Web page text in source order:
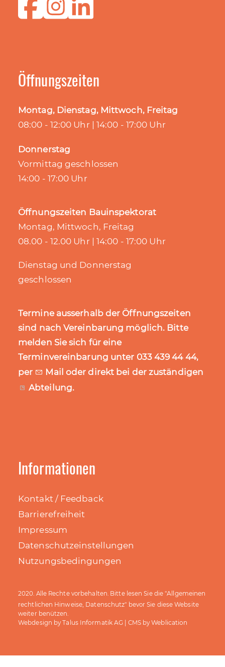
Öffnungszeiten
Montag, Dienstag, Mittwoch, Freitag
08:00 - 12:00 Uhr | 14:00 - 17:00 Uhr
Donnerstag
Vormittag geschlossen
14:00 - 17:00 Uhr
Öffnungszeiten Bauinspektorat
Montag, Mittwoch, Freitag
08.00 - 12.00 Uhr | 14:00 - 17:00 Uhr
Dienstag und Donnerstag
geschlossen
Termine ausserhalb der Öffnungszeiten
sind nach Vereinbarung möglich. Bitte
melden Sie sich für eine
Terminvereinbarung unter 033 439 44 44,
per
Mail oder direkt bei der zuständigen
Abteilung.
Informationen
Kontakt / Feedback
Barrierefreiheit
Impressum
Datenschutzeinstellungen
Nutzungsbedingungen
2020. Alle Rechte vorbehalten. Bitte lesen Sie die "Allgemeinen
rechtlichen Hinweise, Datenschutz" bevor Sie diese Website
weiter benützen.
Webdesign byTalus Informatik AG | CMS byWeblication